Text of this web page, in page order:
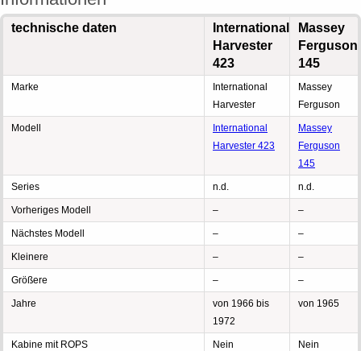
technische daten
International
Harvester
423
Massey
Ferguson
145
Marke
International
Harvester
Massey
Ferguson
Modell
International
Harvester 423
Massey
Ferguson
145
Series n.d. n.d.
Vorheriges Modell – –
Nächstes Modell – –
Kleinere – –
Größere – –
Jahre
von 1966 bis
1972
von 1965
Kabine mit ROPS Nein Nein